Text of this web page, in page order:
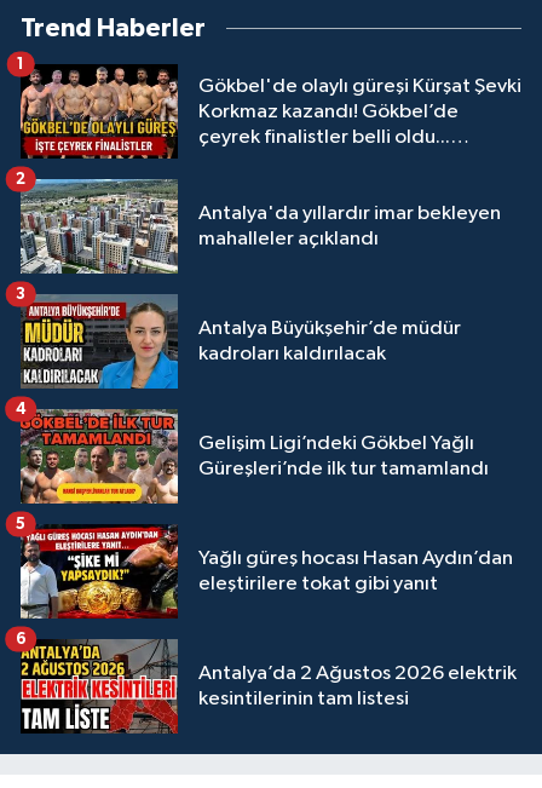
Trend Haberler
Gökbel'de olaylı güreşi Kürşat Şevki
Korkmaz kazandı! Gökbel’de
çeyrek finalistler belli oldu...
1
Antalya'da yıllardır imar bekleyen
mahalleler açıklandı
2
Antalya Büyükşehir’de müdür
kadroları kaldırılacak
3
Gelişim Ligi’ndeki Gökbel Yağlı
Güreşleri’nde ilk tur tamamlandı
4
Yağlı güreş hocası Hasan Aydın’dan
eleştirilere tokat gibi yanıt
5
Antalya’da 2 Ağustos 2026 elektrik
kesintilerinin tam listesi
6